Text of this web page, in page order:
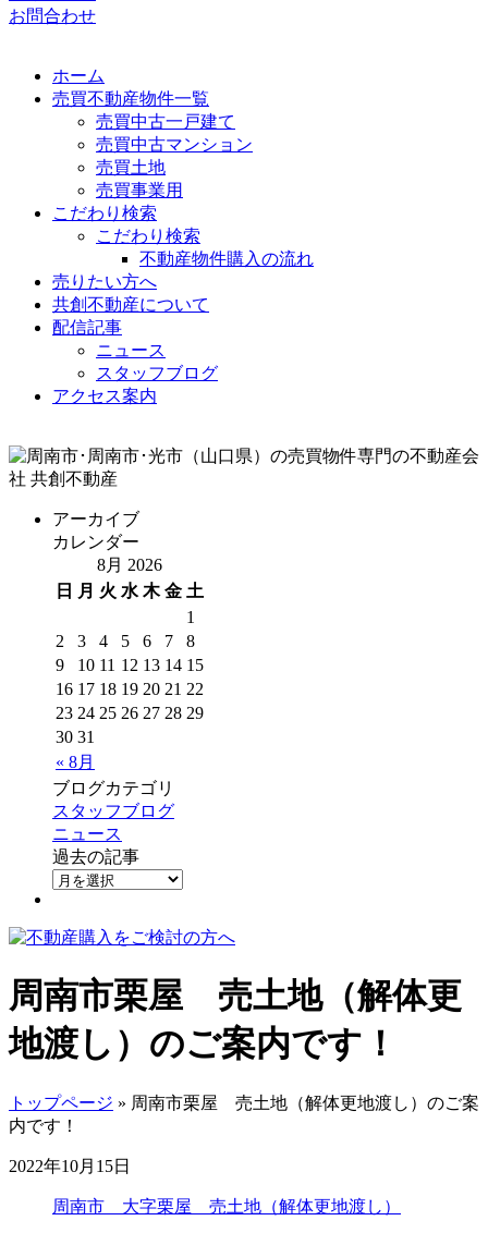
お問合わせ
ホーム
売買不動産物件一覧
売買中古一戸建て
売買中古マンション
売買土地
売買事業用
こだわり検索
こだわり検索
不動産物件購入の流れ
売りたい方へ
共創不動産について
配信記事
ニュース
スタッフブログ
アクセス案内
アーカイブ
カレンダー
8月 2026
日
月 火 水 木 金 土
« 8月
1
2
3 4 5 6 7
8
9
10 11 12 13 14 15
16 17 18 19 20 21 22
23 24 25 26 27 28 29
30 31
ブログカテゴリ
スタッフブログ
ニュース
過去の記事
周南市栗屋 売土地（解体更
地渡し）のご案内です！
トップページ » 周南市栗屋 売土地（解体更地渡し）のご案
内です！
2022年10月15日
周南市 大字栗屋 売土地（解体更地渡し）